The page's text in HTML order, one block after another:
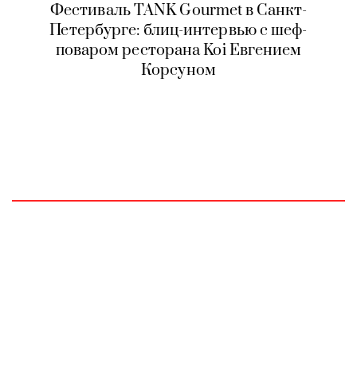
Фестиваль TANK Gourmet в Санкт-
Петербурге: блиц-интервью с шеф-
поваром ресторана Koi Евгением
Корсуном